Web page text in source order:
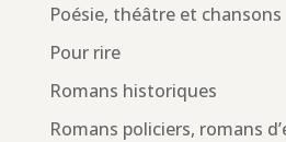
Poésie, théâtre et chansons
Pour rire
Romans historiques
Romans policiers, romans